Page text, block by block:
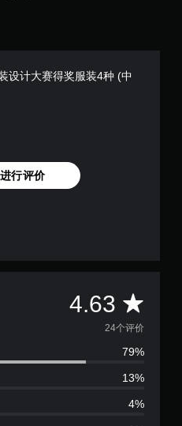
设计大赛得奖服装4种 (中
行评价
4.63 平
均
评
价
24个评价
79%
13%
4%